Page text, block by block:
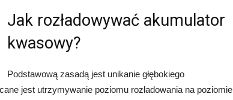
Jak rozładowywać akumulator
kwasowy?
Podstawową zasadą jest unikanie głębokiego
jest utrzymywanie poziomu rozładowania na poziomie